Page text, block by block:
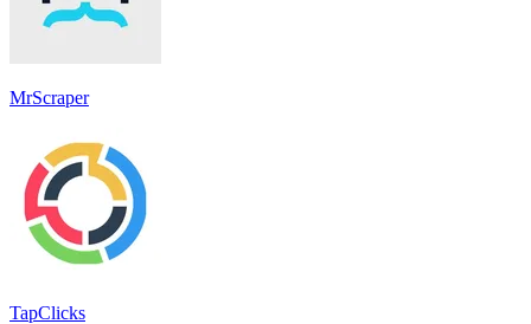
MrScraper
TapClicks